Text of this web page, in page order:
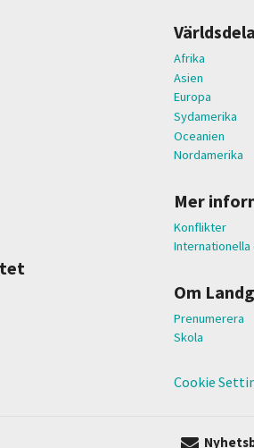
Afrika
Asien
Europa
Sydamerika
Oceanien
Nordamerika
Mer
Konflikter
Om
Prenumerera
Skola
Cookie